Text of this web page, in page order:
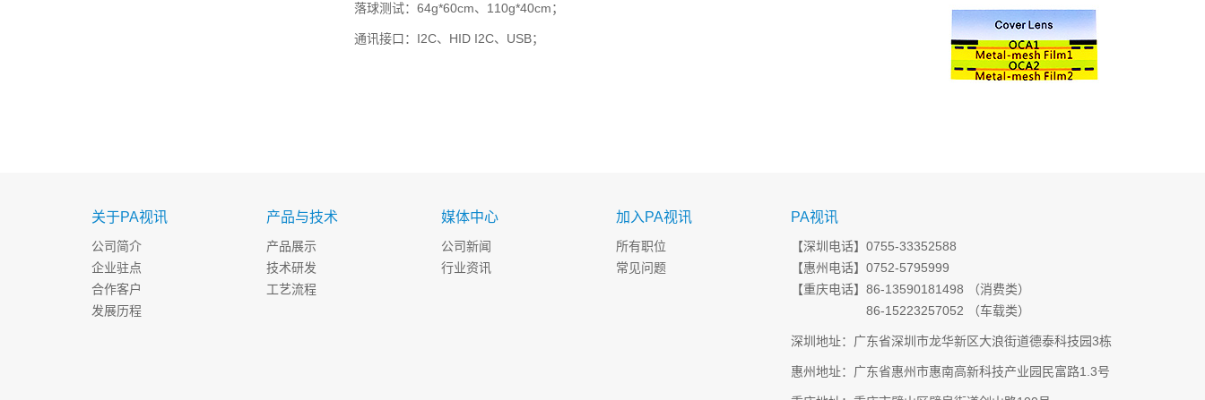
落球测试：64g*60cm、110g*40cm；
通讯接口：I2C、HID I2C、USB；
关于PA视讯
公司简介
企业驻点
合作客户
发展历程
产品与技术
产品展示
技术研发
工艺流程
媒体中心
公司新闻
行业资讯
加入PA视讯
所有职位
常见问题
PA视讯
【深圳电话】0755-33352588
【惠州电话】0752-5795999
【重庆电话】86-13590181498 （消费类）
86-15223257052 （车载类）
深圳地址：广东省深圳市龙华新区大浪街道德泰科技园3栋
惠州地址：广东省惠州市惠南高新科技产业园民富路1.3号